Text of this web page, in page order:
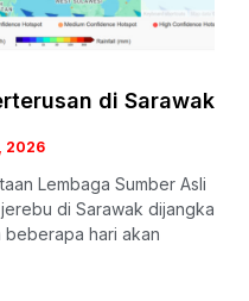
di Sarawak
2026
Lembaga Sumber Asli
di Sarawak dijangka
beberapa hari akan